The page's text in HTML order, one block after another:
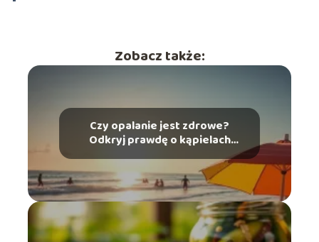
Zobacz także:
Czy opalanie jest zdrowe?
Odkryj prawdę o kąpielach
słonecznych